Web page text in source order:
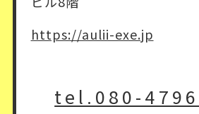
https://aulii-exe.jp
tel.080-